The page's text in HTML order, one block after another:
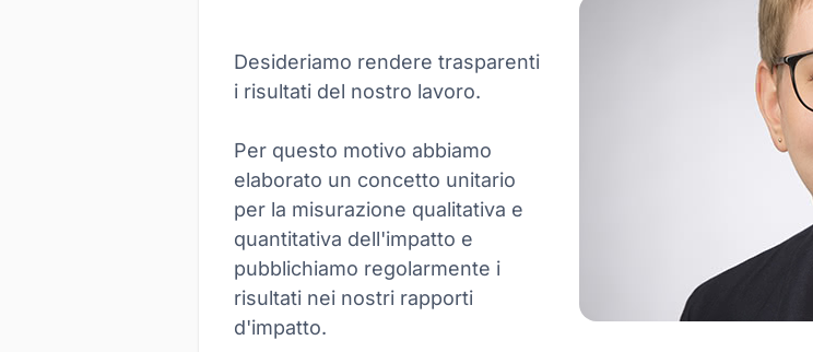
Desideriamo rendere trasparenti
i risultati del nostro lavoro.
Per questo motivo abbiamo
elaborato un concetto unitario
per la misurazione qualitativa e
quantitativa dell'impatto e
pubblichiamo regolarmente i
risultati nei nostri rapporti
d'impatto.